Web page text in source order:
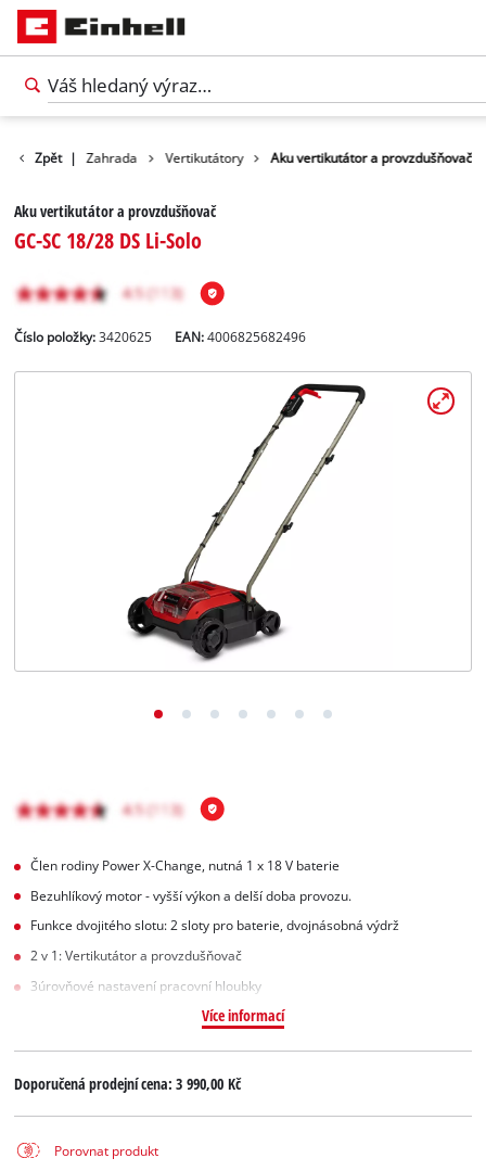
Zpět |
Produkty Zahrada Vertikutátory Aku vertikutátor a provzdušňovač
Aku vertikutátor a provzdušňovač
GC-SC 18/28 DS Li-Solo
Číslo položky: 3420625 EAN:4006825682496
Člen rodiny Power X-Change, nutná 1 x 18 V baterie
Bezuhlíkový motor - vyšší výkon a delší doba provozu.
Funkce dvojitého slotu: 2 sloty pro baterie, dvojnásobná výdrž
2 v 1: Vertikutátor a provzdušňovač
3úrovňové nastavení pracovní hloubky
Více informací
Doporučená prodejní cena:3 990,00 Kč
Porovnat produkt